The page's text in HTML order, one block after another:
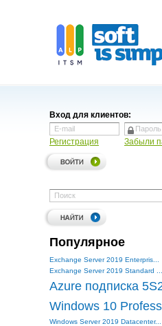
Вход для клиентов:
Регистрация Забыли
Популярное
Exchange Server 2019 Enterpris...
Exchange Server 2019 Standard ...
Azure подписка
Windows 10
Windows Server 2019 Datacenter...